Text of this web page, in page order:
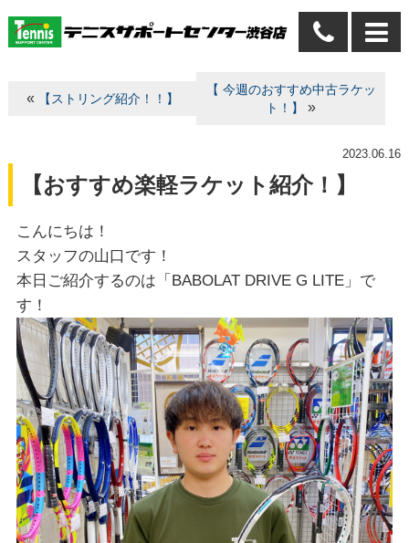
« 【ストリング紹介！！】
【 今週のおすすめ中古ラケッ
ト！】
»
2023.06.16
【おすすめ楽軽ラケット紹介！】
こんにちは！
スタッフの山口です！
本日ご紹介するのは「BABOLAT DRIVE G LITE」で
す！